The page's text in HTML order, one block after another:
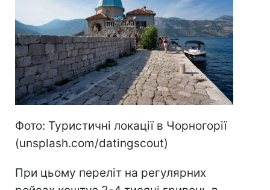
Фото: Туристичні локації в Чорногорії
(unsplash.com/datingscout)
При цьому переліт на регулярних